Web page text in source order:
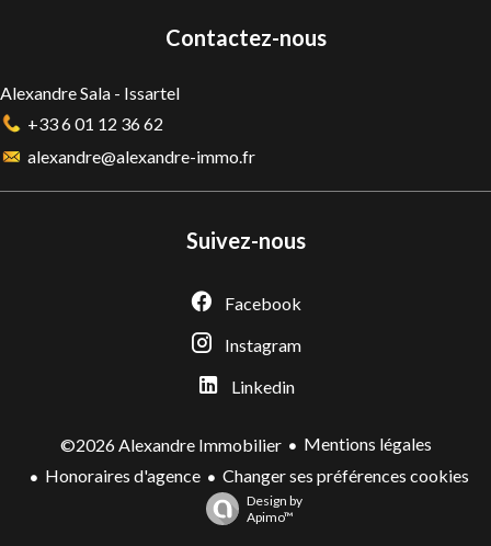
Contactez-nous
Alexandre Sala - Issartel
+33 6 01 12 36 62
alexandre@alexandre-immo.fr
Suivez-nous
Facebook
Instagram
Linkedin
©2026 Alexandre Immobilier
Mentions légales
Honoraires d'agence
Changer ses préférences cookies
Design by
Apimo™